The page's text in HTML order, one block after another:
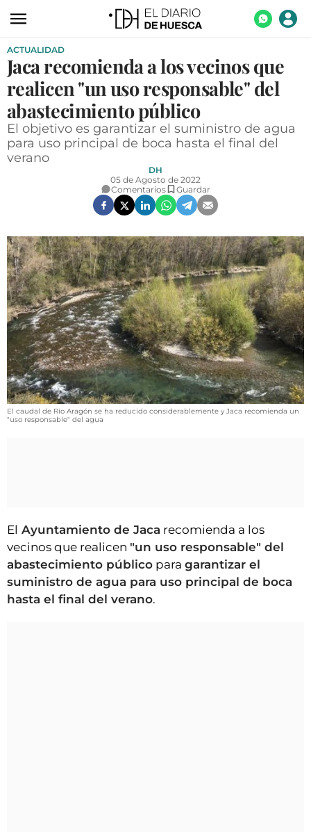
ACTUALIDAD
ECONOMÍA
TECNOLOGÍA
TURISMO
AGROALIMENTACIÓN
SOCIEDAD
OPINIÓN
GALERÍAS
VÍDEOS
CONTACTAR
FIESTAS EN EL ALTO ARAGÓN
FIESTAS DE SAN LORENZO
AGENDA
CLUB DEL AMIGO MILITANTE
INICIAR SESIÓN
ACTUALIDAD
Jaca recomienda a los vecinos que
realicen "un uso responsable" del
abastecimiento público
El objetivo es garantizar el suministro de agua
para uso principal de boca hasta el final del
verano
DH
05 de Agosto de 2022
Comentarios
Guardar
El caudal de Río Aragón se ha reducido considerablemente y Jaca recomienda un
"uso responsable" del agua
El Ayuntamiento de Jaca recomienda a los
vecinos que realicen "un uso responsable" del
abastecimiento público para garantizar el
suministro de agua para uso principal de boca
hasta el final del verano.